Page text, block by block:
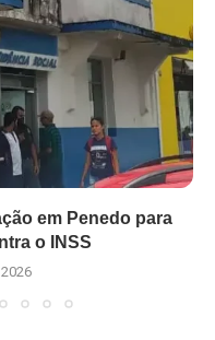
em Penedo para
o INSS